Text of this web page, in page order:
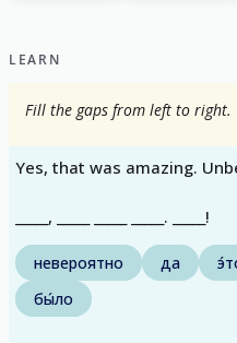
LEARN
Fill the gaps from left to right.
Yes, that was amazing.
_____, _____ _____ _____. _____!
невероятно да
бы́ло